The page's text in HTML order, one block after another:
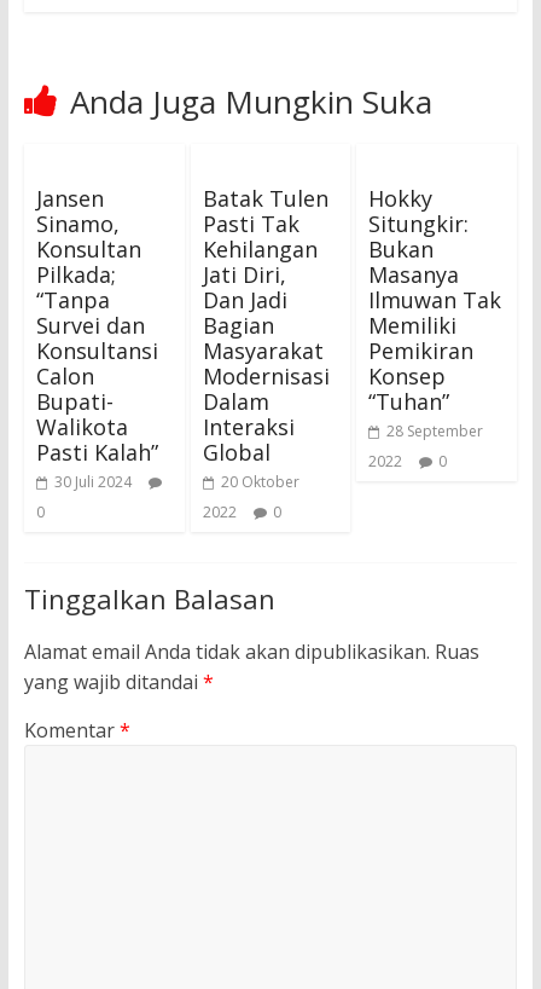
Anda Juga Mungkin Suka
Jansen
Sinamo,
Konsultan
Pilkada;
“Tanpa
Survei dan
Konsultansi
Calon
Bupati-
Walikota
Pasti Kalah”
30 Juli 2024
0
Batak Tulen
Pasti Tak
Kehilangan
Jati Diri,
Dan Jadi
Bagian
Masyarakat
Modernisasi
Dalam
Interaksi
Global
20 Oktober
2022
0
Hokky
Situngkir:
Bukan
Masanya
Ilmuwan Tak
Memiliki
Pemikiran
Konsep
“Tuhan”
28 September
2022
0
Tinggalkan Balasan
Alamat email Anda tidak akan dipublikasikan. Ruas
yang wajib ditandai *
Komentar*